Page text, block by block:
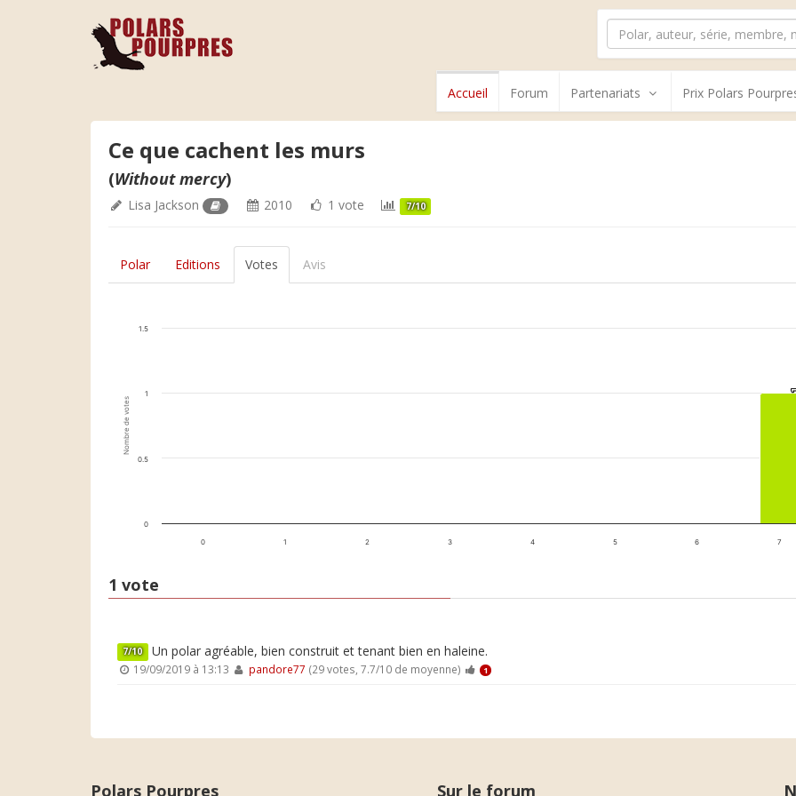
Accueil Forum Partenariats Prix Polars
Ce que cachent les murs
(Without mercy)
Lisa Jackson 2010 1 vote 7/10
Polar Editions Votes Avis
Nombre de votes
0 1 2 3 4 5 6 7
0
0.5
1
1.5
1 vote
7/10 Un polar agréable, bien construit et tenant bien en haleine.
19/09/2019 à 13:13 pandore77 (29 votes, 7.7/10 de moyenne) 1
Polars Pourpres Sur le forum